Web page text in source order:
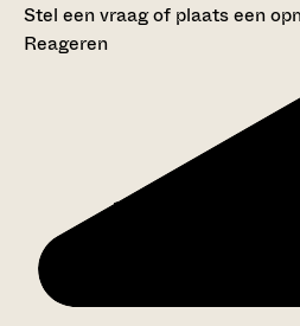
Stel een vraag of plaats een
Reageren